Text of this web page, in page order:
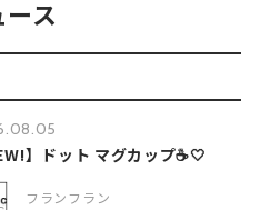
ス
】ドット マグカップ☕🤍
フランフラン